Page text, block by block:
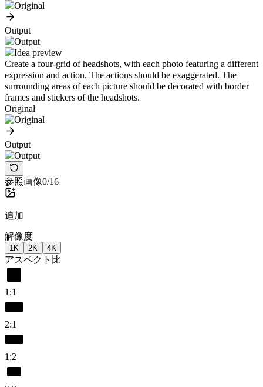
Output
Create a four-grid of headshots, with each photo featuring a different
expression and action. The actions should be exaggerated. The
surrounding areas of each picture should be decorated with border
frames and stickers of the headshots.
Original
Output
参照画像0/16
追加
解像度
1K 2K 4K
アスペクト比
1:1
2:1
1:2